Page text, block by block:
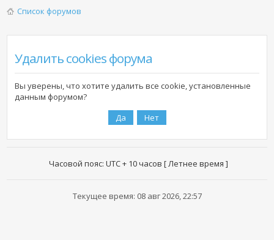
Список форумов
Удалить cookies форума
Вы уверены, что хотите удалить все cookie, установленные
данным форумом?
Часовой пояс: UTC + 10 часов [ Летнее время ]
Текущее время: 08 авг 2026, 22:57